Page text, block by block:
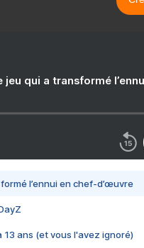
jeu qui a transformé
l’ennui en chef-d’œuvre
13 ans (et vous l'avez ignoré)